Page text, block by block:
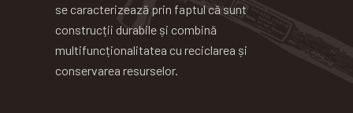
se caracterizează prin faptul că sunt
construcții durabile și combină
multifuncționalitatea cu reciclarea și
conservarea resurselor.